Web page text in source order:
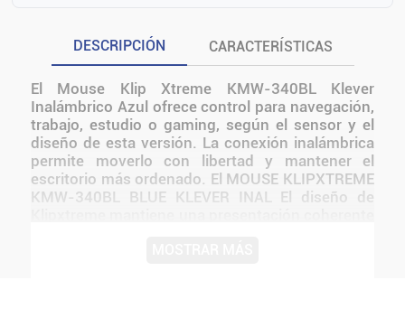
DESCRIPCIÓN CARACTERÍSTICAS
El Mouse Klip Xtreme KMW-340BL Klever
Inalámbrico Azul ofrece control para navegación,
trabajo, estudio o gaming, según el sensor y el
diseño de esta versión. La conexión inalámbrica
permite moverlo con libertad y mantener el
escritorio más ordenado. El MOUSE KLIPXTREME
KMW-340BL BLUE KLEVER INAL El diseño de